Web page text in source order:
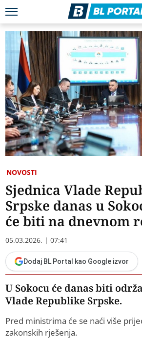
NOVOSTI
Sjednica Vlade
Srpske danas u
će biti na dnevnom
05.03.2026. | 07:41
Dodaj BL Portal kao Google izvor
U Sokocu će danas biti
Vlade Republike Srpske.
Pred ministrima će se naći više
zakonskih rješenja.